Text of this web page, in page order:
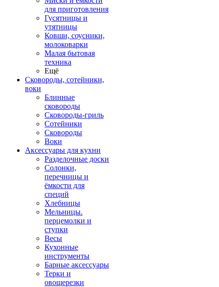
для приготовления
Гусятницы и
утятницы
Ковши, соусники,
молоковарки
Малая бытовая
техника
Ещё
Сковороды, сотейники,
воки
Блинные
сковороды
Сковороды-гриль
Сотейники
Сковороды
Воки
Аксессуары для кухни
Разделочные доски
Солонки,
перечницы и
ёмкости для
специй
Хлебницы
Мельницы.
перцемолки и
ступки
Весы
Кухонные
инструменты
Барные аксессуары
Терки и
овощерезки